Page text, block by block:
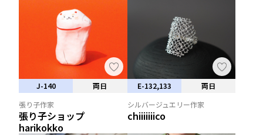
J-140
両日
張り子作家
張り子ショップ
harikokko
E-132,133
両日
シルバージュエリー作家
chiiiiiiico